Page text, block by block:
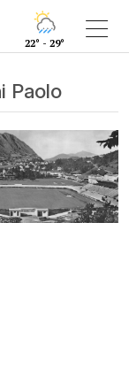
22° - 29°
Paolo